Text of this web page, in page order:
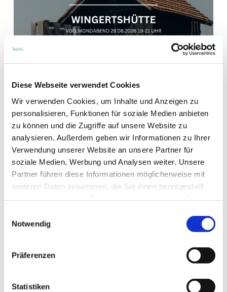
Diese Webseite verwendet Cookies
Wir verwenden Cookies, um Inhalte und Anzeigen zu
personalisieren, Funktionen für soziale Medien anbieten
zu können und die Zugriffe auf unsere Website zu
analysieren. Außerdem geben wir Informationen zu Ihrer
Verwendung unserer Website an unsere Partner für
soziale Medien, Werbung und Analysen weiter. Unsere
Partner führen diese Informationen möglicherweise mit
weiteren Daten zusammen, die Sie ihnen bereitgestellt
Notwendig
Präferenzen
Statistiken
WEITERE TERMINE
VERANSTALTUNGSORT
KONTAKT
WEITERE INFOS & DOWNLOADS
Weitere Veranstaltungen in der Nähe